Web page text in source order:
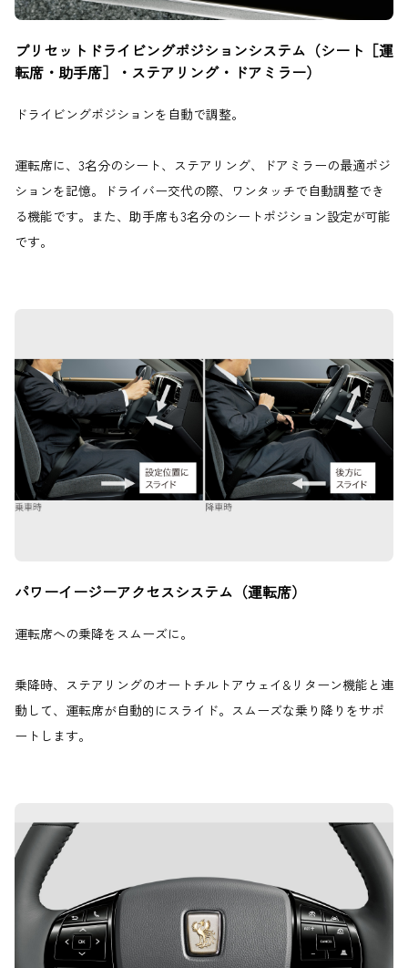
プリセットドライビングポジションシステム（シート［運
転席・助手席］・ステアリング・ドアミラー）
ドライビングポジションを自動で調整。
運転席に、3名分のシート、ステアリング、ドアミラーの最適ポジ
ションを記憶。ドライバー交代の際、ワンタッチで自動調整でき
る機能です。また、助手席も3名分のシートポジション設定が可能
です。
パワーイージーアクセスシステム（運転席）
運転席への乗降をスムーズに。
乗降時、ステアリングのオートチルトアウェイ&リターン機能と連
動して、運転席が自動的にスライド。スムーズな乗り降りをサポ
ートします。